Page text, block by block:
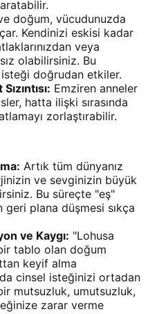
doğum, vücudunuzda
Kendinizi eskisi kadar
veya
olabilirsiniz. Bu
doğrudan etkiler.
Emziren anneler
hatta ilişki sırasında
zorlaştırabilir.
Artık tüm dünyanız
ve sevginizin büyük
Bu süreçte "eş"
plana düşmesi sıkça
ve Kaygı: "Lohusa
tablo olan doğum
keyif alma
cinsel isteğinizi ortadan
mutsuzluk, umutsuzluk,
zarar verme